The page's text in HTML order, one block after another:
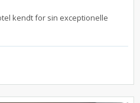
kendt for sin exceptionelle